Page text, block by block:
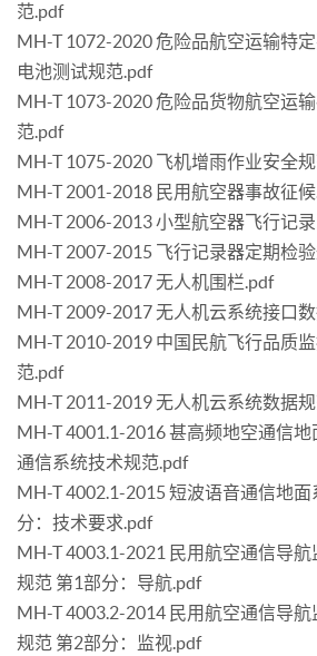
范.pdf
MH-T 1072-2020 危险品航空运输特
电池测试规范.pdf
MH-T 1073-2020 危险品货物航空运
范.pdf
MH-T 1075-2020 飞机增雨作业安全
MH-T 2001-2018 民用航空器事故征
MH-T 2006-2013 小型航空器飞行记
MH-T 2007-2015 飞行记录器定期检
MH-T 2008-2017 无人机围栏.pdf
MH-T 2009-2017 无人机云系统接口
MH-T 2010-2019 中国民航飞行品质
范.pdf
MH-T 2011-2019 无人机云系统数据
MH-T 4001.1-2016 甚高频地空通信
通信系统技术规范.pdf
MH-T 4002.1-2015 短波语音通信地
分：技术要求.pdf
MH-T 4003.1-2021 民用航空通信导
规范 第1部分：导航.pdf
MH-T 4003.2-2014 民用航空通信导
规范 第2部分：监视.pdf